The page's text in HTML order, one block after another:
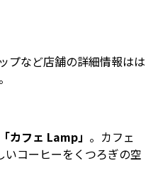
プなど店舗の詳細情報はは
「カフェ Lamp」 。カフェ
コーヒーをくつろぎの空